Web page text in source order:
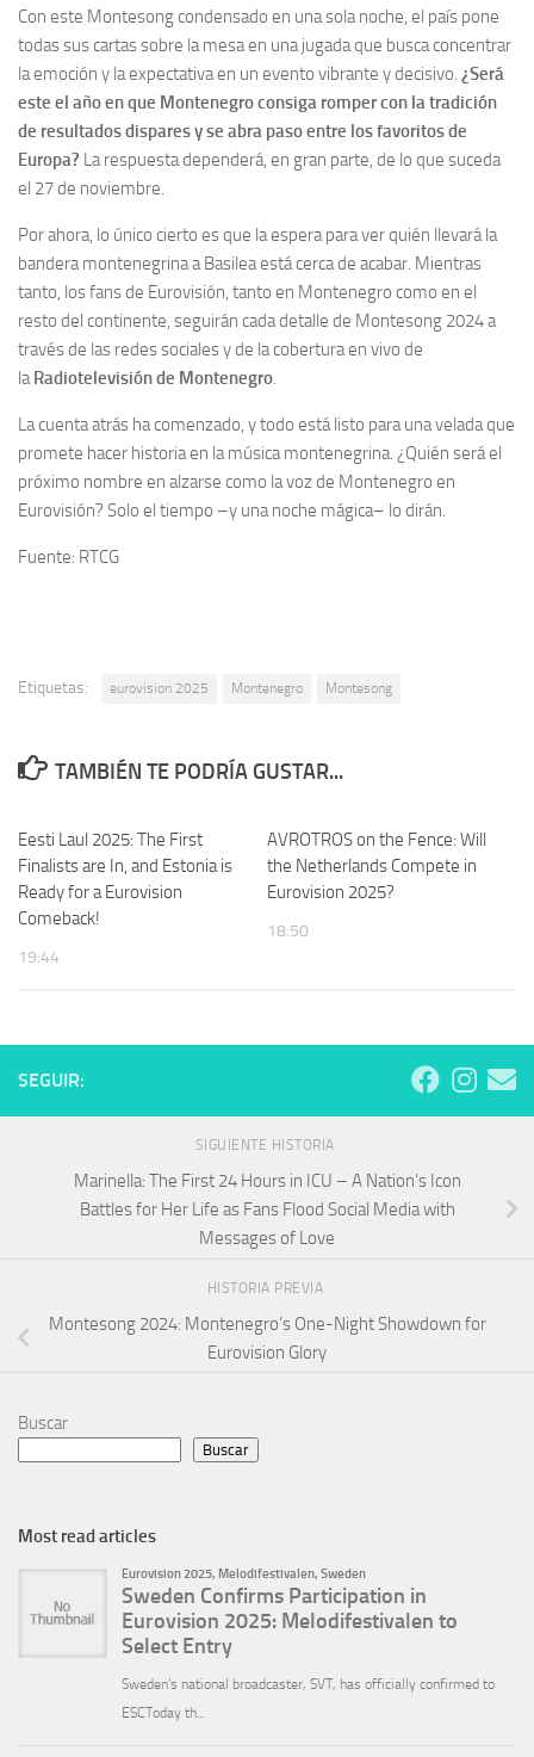
Con este Montesong condensado en una sola noche, el país pone
todas sus cartas sobre la mesa en una jugada que busca concentrar
la emoción y la expectativa en un evento vibrante y decisivo. ¿Será
este el año en que Montenegro consiga romper con la tradición
de resultados dispares y se abra paso entre los favoritos de
Europa? La respuesta dependerá, en gran parte, de lo que suceda
el 27 de noviembre.
Por ahora, lo único cierto es que la espera para ver quién llevará la
bandera montenegrina a Basilea está cerca de acabar. Mientras
tanto, los fans de Eurovisión, tanto en Montenegro como en el
resto del continente, seguirán cada detalle de Montesong 2024 a
través de las redes sociales y de la cobertura en vivo de
laRadiotelevisión de Montenegro.
La cuenta atrás ha comenzado, y todo está listo para una velada que
promete hacer historia en la música montenegrina. ¿Quién será el
próximo nombre en alzarse como la voz de Montenegro en
Eurovisión? Solo el tiempo –y una noche mágica– lo dirán.
Fuente: RTCG
Etiquetas: eurovision 2025 Montenegro Montesong
TAMBIÉN TE PODRÍA GUSTAR...
Eesti Laul 2025: The First
Finalists are In, and Estonia is
Ready for a Eurovision
Comeback!
19:44
AVROTROS on the Fence: Will
the Netherlands Compete in
Eurovision 2025?
18:50
SEGUIR:
SIGUIENTE HISTORIA
Marinella: The First 24 Hours in ICU – A Nation’s Icon
Battles for Her Life as Fans Flood Social Media with
Messages of Love
HISTORIA PREVIA
Montesong 2024: Montenegro’s One-Night Showdown for
Eurovision Glory
Buscar
Buscar
Most read articles